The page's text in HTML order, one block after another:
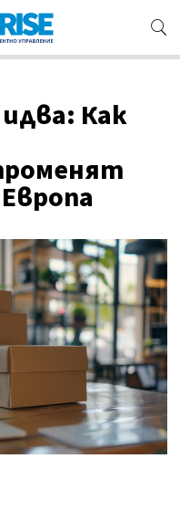
Как